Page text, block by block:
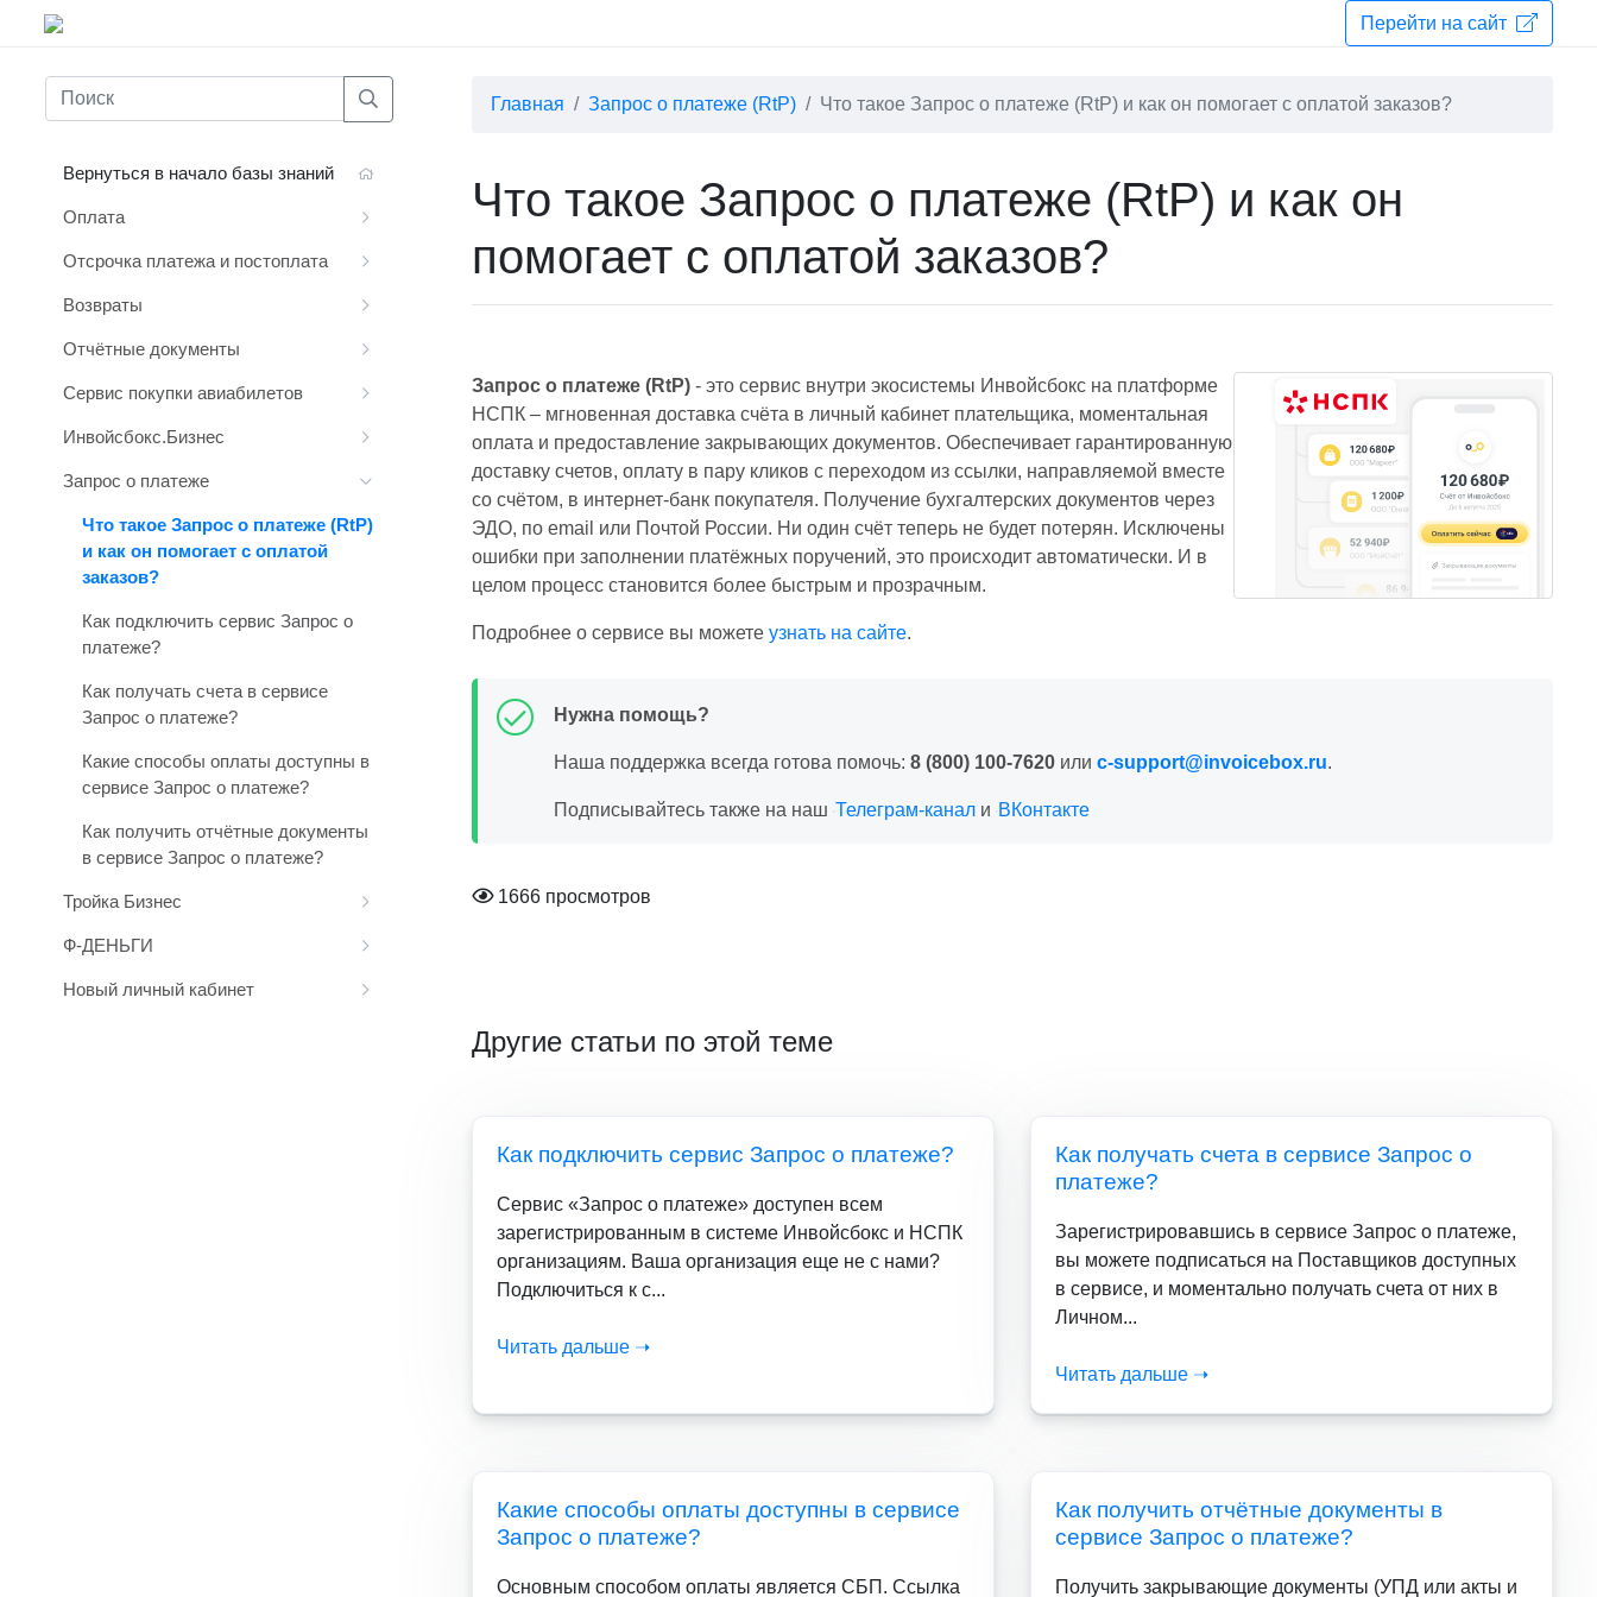
Перейти на сайт
Главная Запрос о платеже (RtP) Что такое Запрос о платеже (RtP) и как он помогает с оплатой заказов?
Что такое Запрос о платеже (RtP) и как он
помогает с оплатой заказов?
Запрос о платеже (RtP) - это сервис внутри экосистемы Инвойсбокс на платформе
НСПК – мгновенная доставка счёта в личный кабинет плательщика, моментальная
оплата и предоставление закрывающих документов. Обеспечивает гарантированную
доставку счетов, оплату в пару кликов с переходом из ссылки, направляемой вместе
со счётом, в интернет-банк покупателя. Получение бухгалтерских документов через
ЭДО, по email или Почтой России. Ни один счёт теперь не будет потерян. Исключены
ошибки при заполнении платёжных поручений, это происходит автоматически. И в
целом процесс становится более быстрым и прозрачным.
Подробнее о сервисе вы можете узнать на сайте.
Нужна помощь?
Наша поддержка всегда готова помочь: 8 (800) 100-7620 или c-support@invoicebox.ru.
Подписывайтесь также на наш Телеграм-канал и ВКонтакте
1666 просмотров
Другие статьи по этой теме
Как подключить сервис Запрос о платеже?
Сервис «Запрос о платеже» доступен всем
зарегистрированным в системе Инвойсбокс и НСПК
организациям. Ваша организация еще не с нами?
Подключиться к с...
Читать дальше ➝
Как получать счета в сервисе Запрос о
платеже?
Зарегистрировавшись в сервисе Запрос о платеже,
вы можете подписаться на Поставщиков доступных
в сервисе, и моментально получать счета от них в
Личном...
Читать дальше ➝
Какие способы оплаты доступны в сервисе
Запрос о платеже?
Основным способом оплаты является СБП. Ссылка
Как получить отчётные документы в
сервисе Запрос о платеже?
Получить закрывающие документы (УПД или акты и
Вернуться в начало базы знаний
Оплата
Отсрочка платежа и постоплата
Возвраты
Отчётные документы
Сервис покупки авиабилетов
Инвойсбокс.Бизнес
Запрос о платеже
Что такое Запрос о платеже (RtP)
и как он помогает с оплатой
заказов?
Как подключить сервис Запрос о
платеже?
Как получать счета в сервисе
Запрос о платеже?
Какие способы оплаты доступны в
сервисе Запрос о платеже?
Как получить отчётные документы
в сервисе Запрос о платеже?
Тройка Бизнес
Ф-ДЕНЬГИ
Новый личный кабинет